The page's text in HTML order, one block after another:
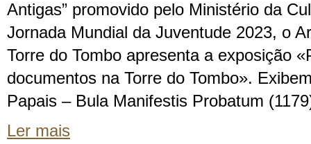
Antigas” promovido pelo Ministério da
Jornada Mundial da Juventude 2023, o
Torre do Tombo apresenta a exposição
documentos na Torre do Tombo».
Papais – Bula Manifestis Probatum
Ler mais